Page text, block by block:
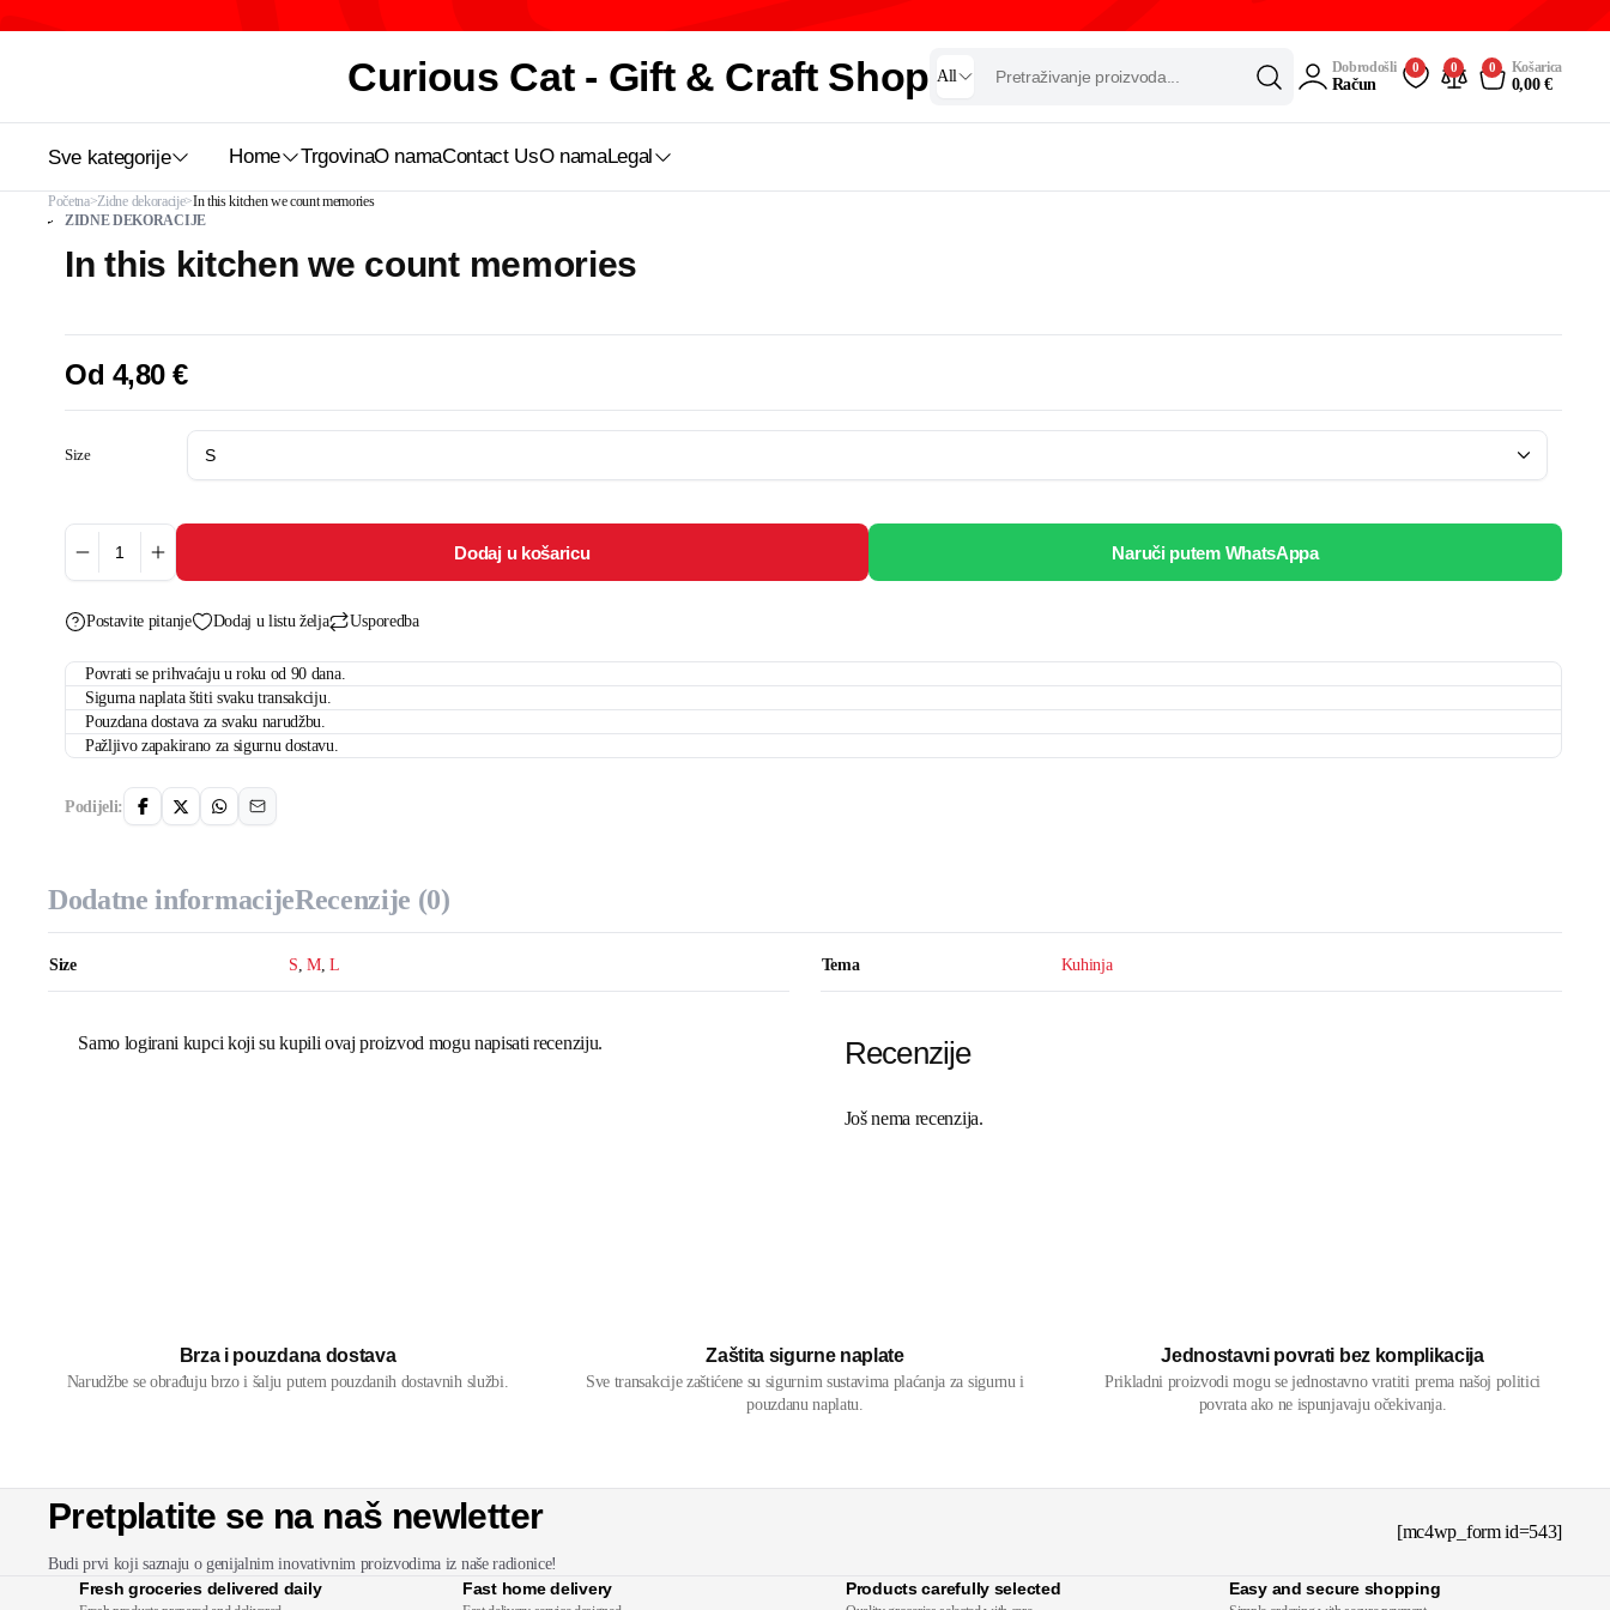
Curious Cat - Gift & Craft Shop All Dobrodošli
Račun
0 0 0 Košarica
0,00 €
Sve kategorije Home TrgovinaO namaContact UsO namaLegal
Početna Zidne dekoracije In this kitchen we count memories
ZIDNE DEKORACIJE
In this kitchen we count memories
Od 4,80€
Size
In
this
count
memories
Dodaj u košaricu Naruči putem WhatsAppa
Postavite pitanje Dodaj u listu želja Usporedba
Povrati se prihvaćaju u roku od 90 dana.
Sigurna naplata štiti svaku transakciju.
Pouzdana dostava za svaku narudžbu.
Pažljivo zapakirano za sigurnu dostavu.
Podijeli:
Dodatne informacijeRecenzije (0)
Size S,M,L Tema Kuhinja
Recenzije
Još nema recenzija.
Samo logirani kupci koji su kupili ovaj proizvod mogu napisati recenziju.
Brza i pouzdana dostava
Narudžbe se obrađuju brzo i šalju putem pouzdanih dostavnih službi.
Zaštita sigurne naplate
Sve transakcije zaštićene su sigurnim sustavima plaćanja za sigurnu i
pouzdanu naplatu.
Jednostavni povrati bez komplikacija
Prikladni proizvodi mogu se jednostavno vratiti prema našoj politici
povrata ako ne ispunjavaju očekivanja.
Pretplatite se na naš newletter
Budi prvi koji saznaju o genijalnim inovativnim proizvodima iz naše radionice!
[mc4wp_form id=543]
Fresh groceries delivered daily Fast home delivery Products carefully selected Easy and secure shopping